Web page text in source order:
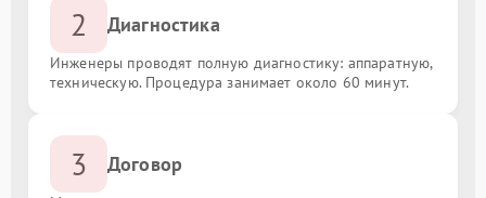
2 Диагностика
Инженеры проводят полную диагностику: аппаратную,
техническую. Процедура занимает около 60 минут.
3 Договор